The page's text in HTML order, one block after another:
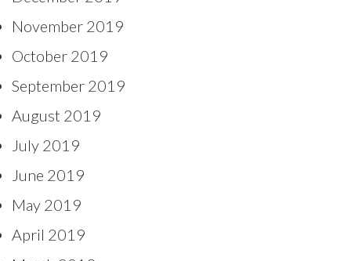
November 2019
October 2019
September 2019
August 2019
July 2019
June 2019
May 2019
April 2019